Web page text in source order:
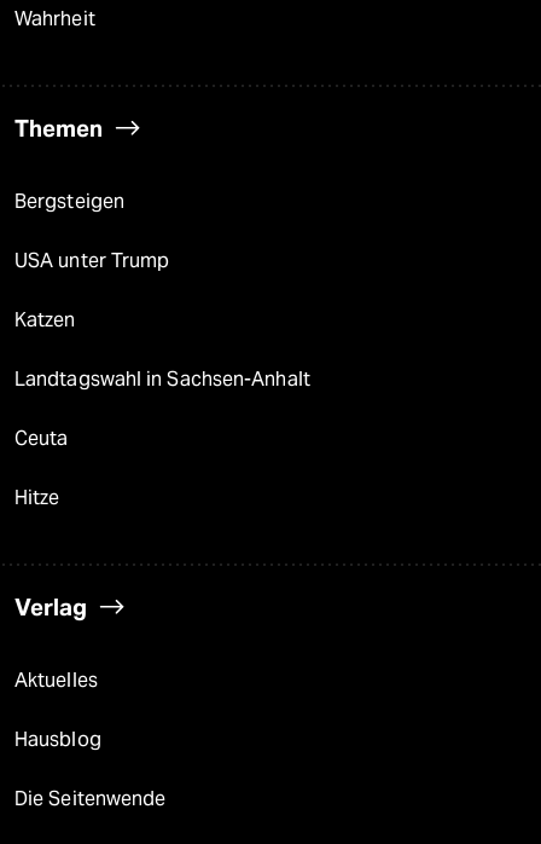
Wahrheit
Themen
Bergsteigen
USA unter Trump
Katzen
Landtagswahl in Sachsen-Anhalt
Ceuta
Hitze
Verlag
Aktuelles
Hausblog
Die Seitenwende